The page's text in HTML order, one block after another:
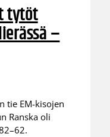
tytöt
–
tie EM-kisojen
Ranska oli